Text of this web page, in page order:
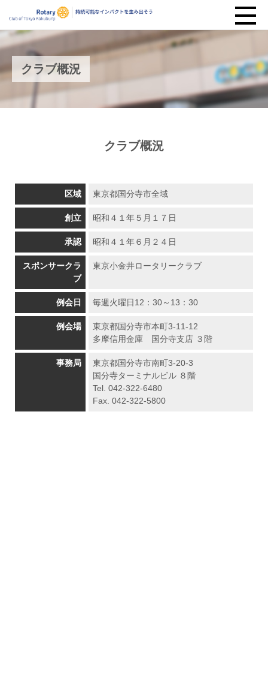
クラブ概況
クラブ概況
区域 東京都国分寺市全域
創立 昭和４１年５月１７日
承認 昭和４１年６月２４日
スポンサークラ
ブ
東京小金井ロータリークラブ
例会日 毎週火曜日12：30～13：30
例会場
東京都国分寺市本町3-11-12
多摩信用金庫 国分寺支店 ３階
事務局
東京都国分寺市南町3-20-3
国分寺ターミナルビル ８階
Tel. 042-322-6480
Fax. 042-322-5800